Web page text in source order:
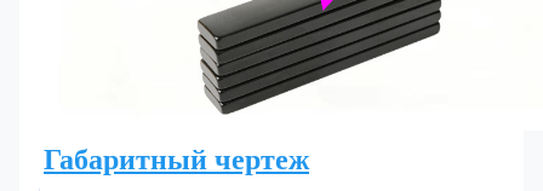
Габаритный чертеж